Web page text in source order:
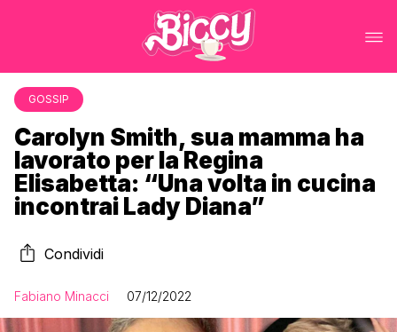
GOSSIP
Carolyn Smith, sua mamma ha
lavorato per la Regina
Elisabetta: “Una volta in cucina
incontrai Lady Diana”
Condividi
Fabiano Minacci 07/12/2022